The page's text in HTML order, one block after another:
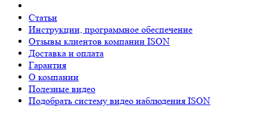
Статьи
Инструкции, программное обеспечение
Отзывы клиентов компании ISON
Доставка и оплата
Гарантия
О компании
Полезные видео
Подобрать систему видео наблюдения ISON